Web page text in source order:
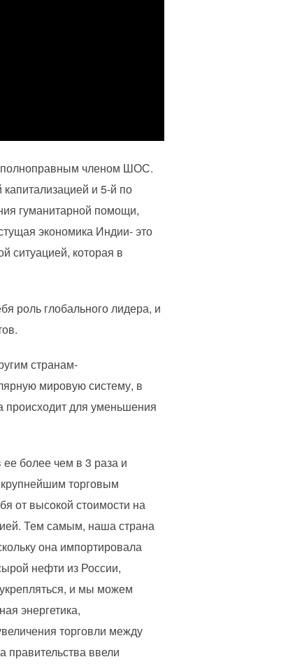
полноправным членом ШОС.
и 5-й по
гуманитарной помощи,
экономика Индии- это
ситуацией, которая в
роль глобального лидера, и
странам-
мировую систему, в
происходит для уменьшения
более чем в 3 раза и
торговым
от высокой стоимости на
Тем самым, наша страна
она импортировала
нефти из России,
и мы можем
энергетика,
торговли между
правительства ввели